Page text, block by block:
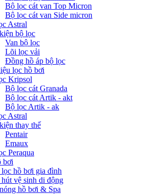
Bộ lọc cát van Top Micron
Bộ lọc cát van Side micron
Astral
bộ lọc
Van bộ lọc
Lõi lọc vải
Đồng hồ áp bộ lọc
lọc hồ bơi
Kripsol
Bộ lọc cát Granada
Bộ lọc cát Artik - akt
Bộ lọc Artik - ak
Astral
thay thế
Pentair
Emaux
Peraqua
bơi
hồ bơi gia đình
vệ sinh di động
hồ bơi & Spa